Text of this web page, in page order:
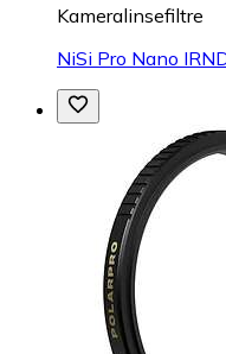
Kameralinsefiltre
NiSi Pro Nano